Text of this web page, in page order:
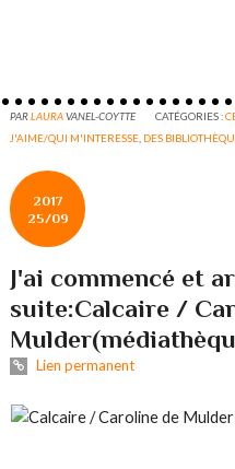
PARLAURAVANEL-COYTTE CATÉGORIES :
J'AIME/QUI M'INTERESSE DES
2017
25/09
J'ai commencé et
suite:Calcaire /
Lien permanent